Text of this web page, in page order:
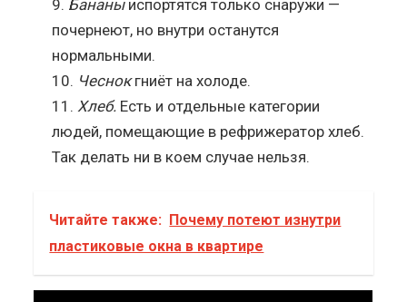
Бананы испортятся только снаружи —
почернеют, но внутри останутся
нормальными.
Чеснокгниёт на холоде.
Хлеб. Есть и отдельные категории
людей, помещающие в рефрижератор хлеб.
Так делать ни в коем случае нельзя.
Читайте также: Почему потеют изнутри
пластиковые окна в квартире